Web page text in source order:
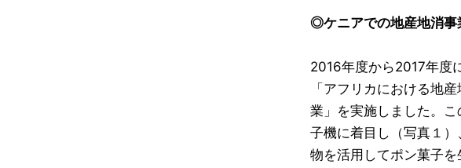
◎ケニアでの地産地消事
2016年度から2017年度
「アフリカにおける地
業」を実施しました。
子機に着目し（写真１
物を活用してポン菓子